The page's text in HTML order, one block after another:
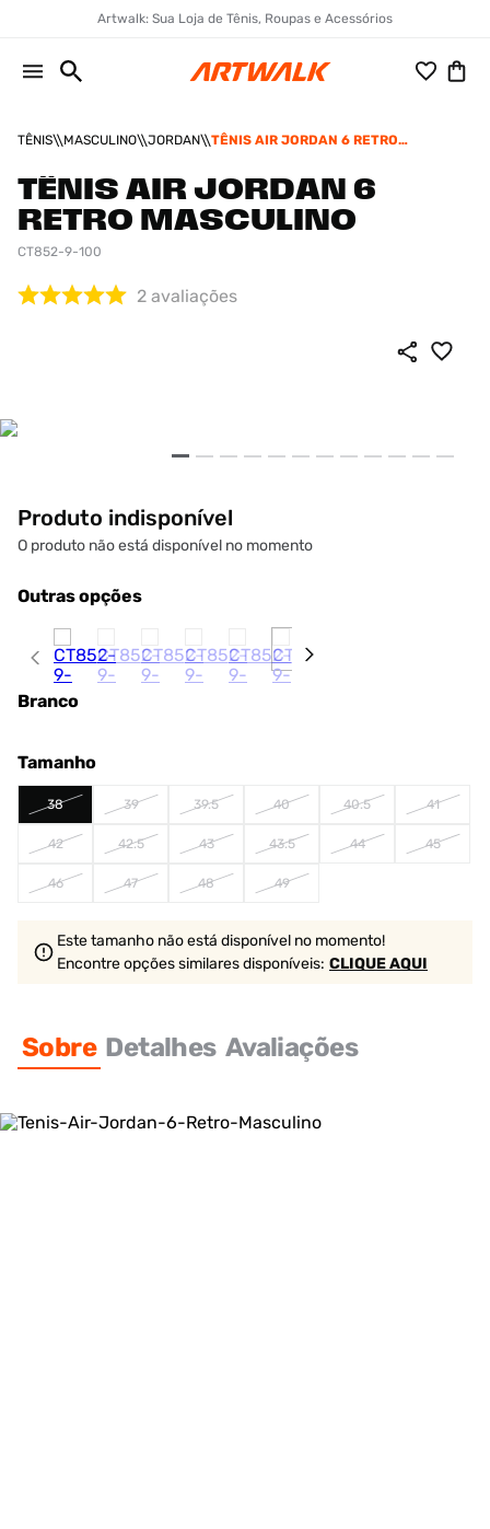
Artwalk: Sua Loja de Tênis, Roupas e Acessórios
TÊNIS MASCULINO JORDAN
TÊNIS AIR JORDAN 6 RETRO
TÊNIS AIR JORDAN 6
RETRO MASCULINO
CT852-9-100
2 avaliações
Produto indisponível
O produto não está disponível no momento
Outras opções
Branco
Tamanho
38 39 39.5 40 40.5 41
42 42.5 43 43.5 44 45
46 47 48 49
Este tamanho não está disponível no momento!
Encontre opções similaresdisponíveis: CLIQUE AQUI
Sobre Detalhes Avaliações